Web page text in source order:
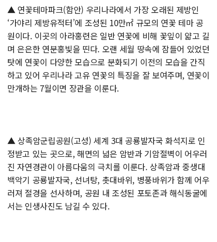
▲ 연꽃테마파크(함안) 우리나라에서 가장 오래된 제방인
‘가야리 제방유적터’에 조성된 10만㎡ 규모의 연꽃 테마 공
원이다. 이곳의 아라홍련은 일반 연꽃에 비해 꽃잎이 얇고 길
며 은은한 연분홍빛을 띤다. 오랜 세월 땅속에 잠들어 있었던
탓에 연꽃이 다양한 모습으로 분화되기 이전의 모습을 간직
하고 있어 우리나라 고유 연꽃의 특징을 잘 보여주며, 연꽃이
만개하는 7월이면 장관을 이룬다.
▲ 상족암군립공원(고성) 세계 3대 공룡발자국 화석지로 인
정받고 있는 곳으로, 해면의 넓은 암반과 기암절벽이 어우러
진 자연경관이 아름다움의 극치를 이룬다. 상족암과 중생대
백악기 공룡발자국, 선녀탕, 촛대바위, 병풍바위가 함께 어우
러져 절경을 선사하며, 공원 내 조성된 포토존과 해식동굴에
서는 인생사진도 남길 수 있다.